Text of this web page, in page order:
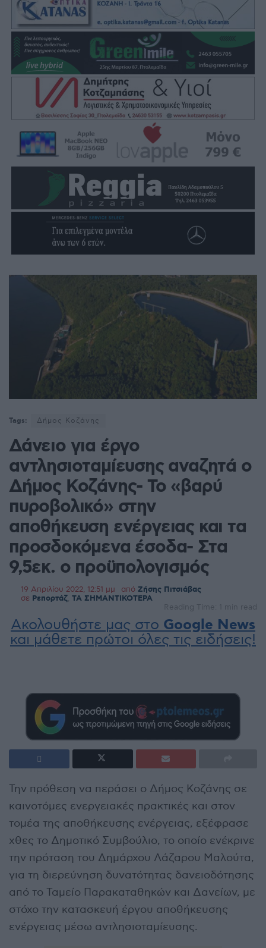
Tags: Δήμος Κοζάνης
Δάνειο για έργο
αντλησιοταμίευσης αναζητά ο
Δήμος Κοζάνης- Το «βαρύ
πυροβολικό» στην
αποθήκευση ενέργειας και τα
προσδοκόμενα έσοδα- Στα
9,5εκ. ο προϋπολογισμός
19 Απριλίου 2022, 12:51 μμ από Ζήσης Πιτσιάβας
σε Ρεπορτάζ ΤΑ ΣΗΜΑΝΤΙΚΟΤΕΡΑ
Reading Time: 1 min read
Ακολουθήστε μας στο Google News
και μάθετε πρώτοι όλες τις ειδήσεις!
Την πρόθεση να περάσει ο Δήμος Κοζάνης σε
καινοτόμες ενεργειακές πρακτικές και στον
τομέα της αποθήκευσης ενέργειας, εξέφρασε
χθες το Δημοτικό Συμβούλιο, το οποίο ενέκρινε
την πρόταση του Δημάρχου Λάζαρου Μαλούτα,
για τη διερεύνηση δυνατότητας δανειοδότησης
από το Ταμείο Παρακαταθηκών και Δανείων, με
στόχο την κατασκευή έργου αποθήκευσης
ενέργειας μέσω αντλησιοταμίευσης.